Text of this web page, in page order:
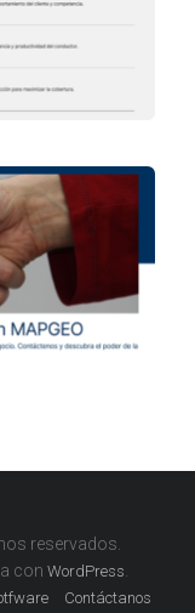
reservados.
con WordPress
Contáctanos